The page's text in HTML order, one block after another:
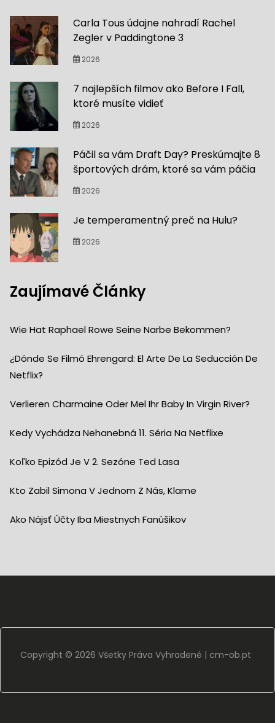
Carla Tous údajne nahradí Rachel
Zegler v Paddingtone 3
2026
7 najlepších filmov ako Before I Fall,
ktoré musíte vidieť
2026
Páčil sa vám Draft Day? Preskúmajte 8
športových drám, ktoré sa vám páčia
2026
Je temperamentný preč na Hulu?
2026
Zaujímavé Články
Wie Hat Raphael Rowe Seine Narbe Bekommen?
¿Dónde Se Filmó Ehrengard: El Arte De La Seducción De
Netflix?
Verlieren Charmaine Oder Mel Ihr Baby In Virgin River?
Kedy Vychádza Nehanebná 11. Séria Na Netflixe
Koľko Epizód Je V 2. Sezóne Ted Lasa
Kto Zabil Simona V Jednom Z Nás, Klame
Ako Nájsť Účty Iba Miestnych Fanúšikov
Copyright © 2026 Všetky Práva Vyhradené | cm-ob.pt